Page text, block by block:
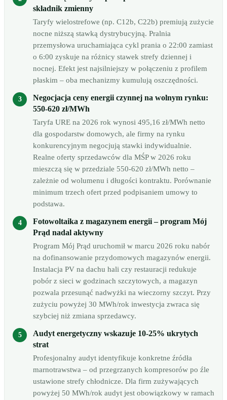
składnik zmienny
Taryfy wielostrefowe (np. C12b, C22b) premiują zużycie
nocne niższą stawką dystrybucyjną. Pralnia
przemysłowa uruchamiająca cykl prania o 22:00 zamiast
o 6:00 zyskuje na różnicy stawek strefy dziennej i
nocnej. Efekt jest najsilniejszy w połączeniu z profilem
płaskim – oba mechanizmy kumulują oszczędności.
Negocjacja ceny energii czynnej na wolnym rynku:
550-620 zł/MWh
Taryfa URE na 2026 rok wynosi 495,16 zł/MWh netto
dla gospodarstw domowych, ale firmy na rynku
konkurencyjnym negocjują stawki indywidualnie.
Realne oferty sprzedawców dla MŚP w 2026 roku
mieszczą się w przedziale 550-620 zł/MWh netto –
zależnie od wolumenu i długości kontraktu. Porównanie
minimum trzech ofert przed podpisaniem umowy to
podstawa.
Fotowoltaika z magazynem energii – program Mój
Prąd nadal aktywny
Program Mój Prąd uruchomił w marcu 2026 roku nabór
na dofinansowanie przydomowych magazynów energii.
Instalacja PV na dachu hali czy restauracji redukuje
pobór z sieci w godzinach szczytowych, a magazyn
pozwala przesunąć nadwyżki na wieczorny szczyt. Przy
zużyciu powyżej 30 MWh/rok inwestycja zwraca się
szybciej niż zmiana sprzedawcy.
Audyt energetyczny wskazuje 10-25% ukrytych
strat
Profesjonalny audyt identyfikuje konkretne źródła
marnotrawstwa – od przegrzanych kompresorów po źle
ustawione strefy chłodnicze. Dla firm zużywających
powyżej 50 MWh/rok audyt jest obowiązkowy w ramach